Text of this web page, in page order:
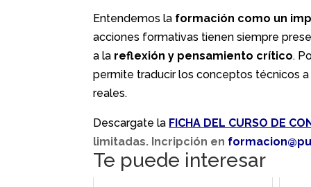
Entendemos la formación como un
acciones formativas tienen siempre
a la reflexión y pensamiento crítico.
permite traducir los conceptos técnicos
reales.
Descargate la FICHA DEL CURSO DE
limitadas. Incripción en
Te puede interesar